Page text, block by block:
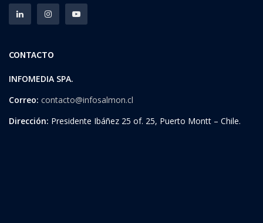
CONTACTO
INFOMEDIA SPA.
Correo: contacto@infosalmon.cl
Dirección: Presidente Ibáñez 25 of. 25, Puerto Montt – Chile.